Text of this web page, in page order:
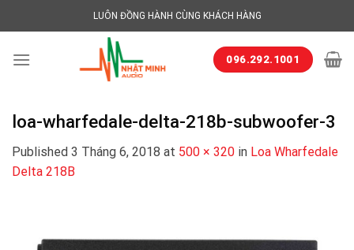
to
LUÔN ĐỒNG HÀNH CÙNG KHÁCH HÀNG
096.292.1001
loa-wharfedale-delta-218b-subwoofer-3
Published 3 Tháng 6, 2018 at 500 × 320 in Loa Wharfedale
Delta 218B